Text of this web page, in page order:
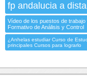
fp andalucia a
Vídeo de los puestos de
Formativo de Análisis y Control
¿Anhelas estudiar Curso de
principales Cursos para lograrlo